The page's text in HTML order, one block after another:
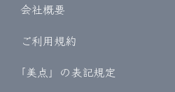
会社概要
ご利用規約
｢美点」の表記規定